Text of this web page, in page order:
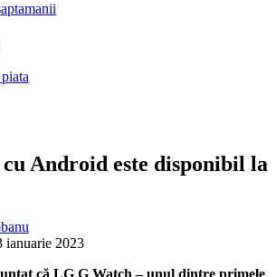
Android este disponibil la
ianuarie 2023
că LG G Watch – unul dintre primele